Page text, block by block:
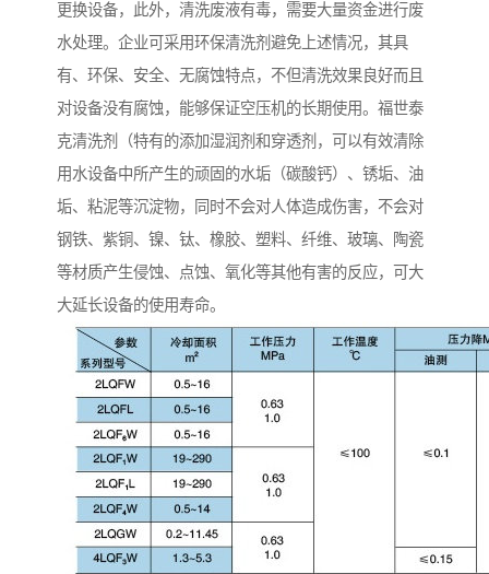
更换设备，此外，清洗废液有毒，需要大量资金进行废
水处理。企业可采用环保清洗剂避免上述情况，其具
有、环保、安全、无腐蚀特点，不但清洗效果良好而且
对设备没有腐蚀，能够保证空压机的长期使用。福世泰
克清洗剂（特有的添加湿润剂和穿透剂，可以有效清除
用水设备中所产生的顽固的水垢（碳酸钙）、锈垢、油
垢、粘泥等沉淀物，同时不会对人体造成伤害，不会对
钢铁、紫铜、镍、钛、橡胶、塑料、纤维、玻璃、陶瓷
等材质产生侵蚀、点蚀、氧化等其他有害的反应，可大
大延长设备的使用寿命。